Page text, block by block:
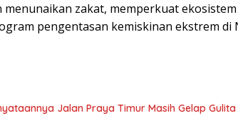
zakat, memperkuat
pengentasan kemiskinan ekstrem di
Jalan Praya Timur Masih Gelap Gulita